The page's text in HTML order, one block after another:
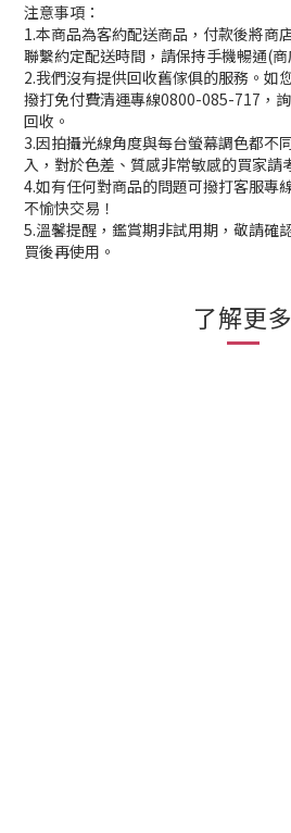
注意事項：
1.本商品為客約配送商品，付款後將商
聯繫約定配送時間，請保持手機暢通(
2.我們沒有提供回收舊傢俱的服務。如
撥打免付費清運專線0800-085-717，
回收。
3.因拍攝光線角度與每台螢幕調色都不
入，對於色差、質感非常敏感的買家請
4.如有任何對商品的問題可撥打客服專
不愉快交易！
5.溫馨提醒，鑑賞期非試用期，敬請確
買後再使用。
了解更多